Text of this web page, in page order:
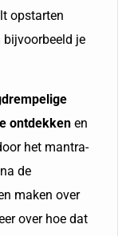
opstarten
bijvoorbeeld je
ontdekken en
het mantra-
de
maken over
over hoe dat